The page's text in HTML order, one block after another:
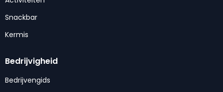
Snackbar
Kermis
Bedrijvigheid
Bedrijvengids